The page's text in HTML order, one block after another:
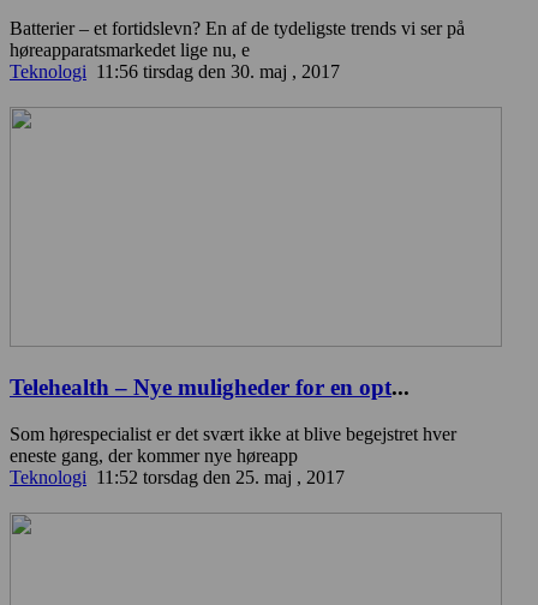
Batterier – et fortidslevn? En af de tydeligste trends vi ser på
høreapparatsmarkedet lige nu, e
Teknologi 11:56 tirsdag den 30. maj , 2017
Telehealth – Nye muligheder for en opt...
Som hørespecialist er det svært ikke at blive begejstret hver
eneste gang, der kommer nye høreapp
Teknologi 11:52 torsdag den 25. maj , 2017